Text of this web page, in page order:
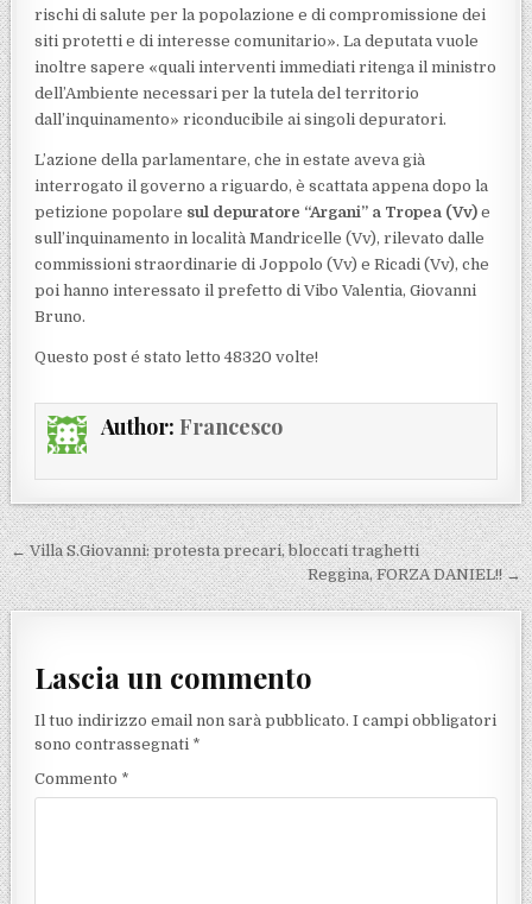
rischi di salute per la popolazione e di compromissione dei
siti protetti e di interesse comunitario». La deputata vuole
inoltre sapere «quali interventi immediati ritenga il ministro
dell’Ambiente necessari per la tutela del territorio
dall’inquinamento» riconducibile ai singoli depuratori.
L’azione della parlamentare, che in estate aveva già
interrogato il governo a riguardo, è scattata appena dopo la
petizione popolare sul depuratore “Argani” a Tropea (Vv) e
sull’inquinamento in località Mandricelle (Vv), rilevato dalle
commissioni straordinarie di Joppolo (Vv) e Ricadi (Vv), che
poi hanno interessato il prefetto di Vibo Valentia, Giovanni
Bruno.
Questo post é stato letto 48320 volte!
Author: Francesco
Navigazione articoli
← Villa S.Giovanni: protesta precari, bloccati traghetti
Reggina, FORZA DANIEL!! →
Lascia un commento
Il tuo indirizzo email non sarà pubblicato. I campi obbligatori
sono contrassegnati *
Commento *